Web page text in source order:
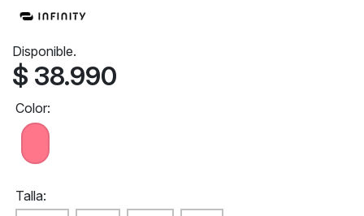
Disponible.
$ 38.990
Color:
Talla: